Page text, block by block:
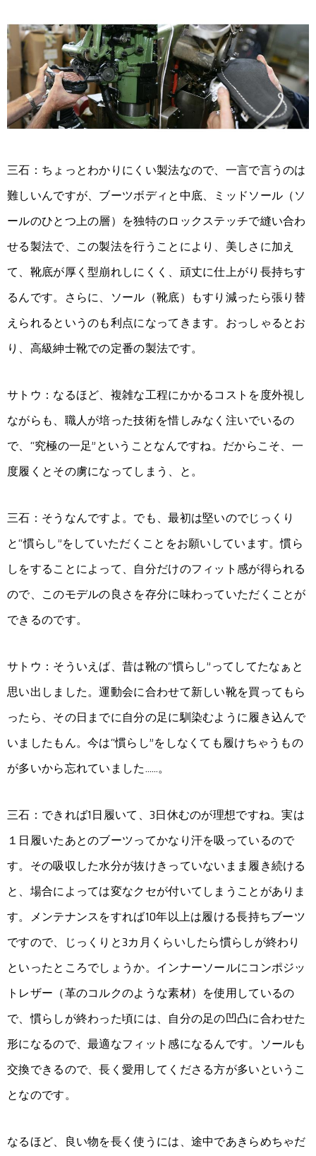
三石：ちょっとわかりにくい製法なので、一言で言うのは
難しいんですが、ブーツボディと中底、ミッドソール（ソ
ールのひとつ上の層）を独特のロックステッチで縫い合わ
せる製法で、この製法を行うことにより、美しさに加え
て、靴底が厚く型崩れしにくく、頑丈に仕上がり長持ちす
るんです。さらに、ソール（靴底）もすり減ったら張り替
えられるというのも利点になってきます。おっしゃるとお
り、高級紳士靴での定番の製法です。
サトウ：なるほど、複雑な工程にかかるコストを度外視し
ながらも、職人が培った技術を惜しみなく注いでいるの
で、“究極の一足”ということなんですね。だからこそ、一
度履くとその虜になってしまう、と。
三石：そうなんですよ。でも、最初は堅いのでじっくり
と“慣らし”をしていただくことをお願いしています。慣ら
しをすることによって、自分だけのフィット感が得られる
ので、このモデルの良さを存分に味わっていただくことが
できるのです。
サトウ：そういえば、昔は靴の“慣らし”ってしてたなぁと
思い出しました。運動会に合わせて新しい靴を買ってもら
ったら、その日までに自分の足に馴染むように履き込んで
いましたもん。今は“慣らし”をしなくても履けちゃうもの
が多いから忘れていました……。
三石：できれば1日履いて、3日休むのが理想ですね。実は
１日履いたあとのブーツってかなり汗を吸っているので
す。その吸収した水分が抜けきっていないまま履き続ける
と、場合によっては変なクセが付いてしまうことがありま
す。メンテナンスをすれば10年以上は履ける長持ちブーツ
ですので、じっくりと3カ月くらいしたら慣らしが終わり
といったところでしょうか。インナーソールにコンポジッ
トレザー（革のコルクのような素材）を使用しているの
で、慣らしが終わった頃には、自分の足の凹凸に合わせた
形になるので、最適なフィット感になるんです。ソールも
交換できるので、長く愛用してくださる方が多いというこ
となのです。
なるほど、良い物を長く使うには、途中であきらめちゃだ